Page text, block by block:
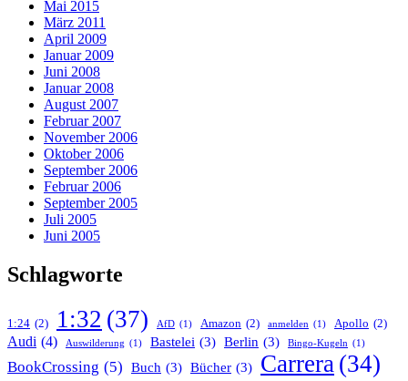
Mai 2015
März 2011
April 2009
Januar 2009
Juni 2008
Januar 2008
August 2007
Februar 2007
November 2006
Oktober 2006
September 2006
Februar 2006
September 2005
Juli 2005
Juni 2005
Schlagworte
1:24 (2) 1:32 (37) AfD (1) Amazon (2) anmelden (1) Apollo (2)
Audi (4) Auswilderung (1) Bastelei (3) Berlin (3) Bingo-Kugeln (1)
BookCrossing (5) Buch (3) Bücher (3) Carrera (34)